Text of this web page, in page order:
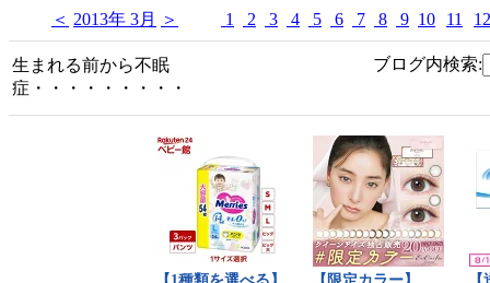
＜ 2013年 3月 ＞ 1 2 3 4 5 6 7 8 9 10 11 12
生まれる前から不眠
症・・・・・・・・・
ブログ内検索: